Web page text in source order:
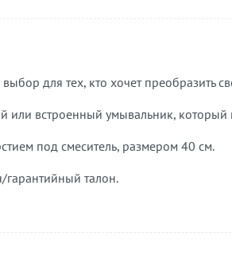
для тех, кто хочет преобразить
или встроенный умывальник, который
под смеситель, размером 40 см.
гарантийный талон.